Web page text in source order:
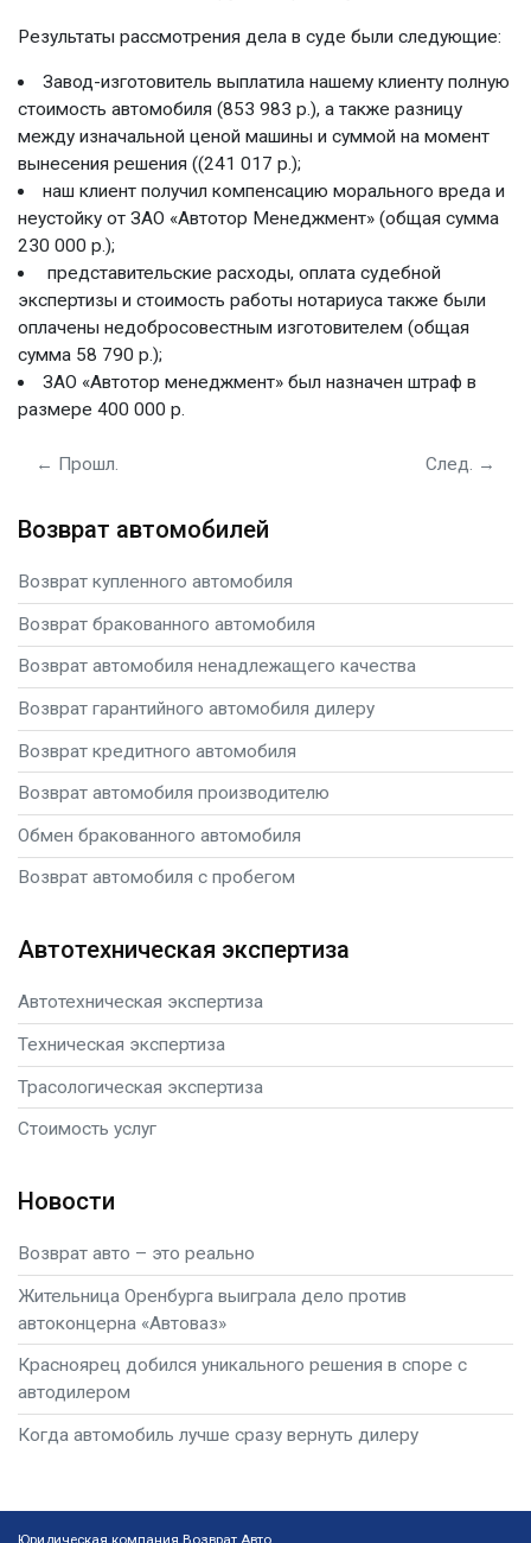
Результаты рассмотрения дела в суде были следующие:
Завод-изготовитель выплатила нашему клиенту полную
стоимость автомобиля (853 983 р.), а также разницу
между изначальной ценой машины и суммой на момент
вынесения решения ((241 017 р.);
наш клиент получил компенсацию морального вреда и
неустойку от ЗАО «Автотор Менеджмент» (общая сумма
230 000 р.);
представительские расходы, оплата судебной
экспертизы и стоимость работы нотариуса также были
оплачены недобросовестным изготовителем (общая
сумма 58 790 р.);
ЗАО «Автотор менеджмент» был назначен штраф в
размере 400 000 р.
← Прошл. След. →
Возврат автомобилей
Возврат купленного автомобиля
Возврат бракованного автомобиля
Возврат автомобиля ненадлежащего качества
Возврат гарантийного автомобиля дилеру
Возврат кредитного автомобиля
Возврат автомобиля производителю
Обмен бракованного автомобиля
Возврат автомобиля с пробегом
Автотехническая экспертиза
Автотехническая экспертиза
Техническая экспертиза
Трасологическая экспертиза
Стоимость услуг
Новости
Возврат авто – это реально
Жительница Оренбурга выиграла дело против
автоконцерна «Автоваз»
Красноярец добился уникального решения в споре с
автодилером
Когда автомобиль лучше сразу вернуть дилеру
Юридическая компания Возврат Авто